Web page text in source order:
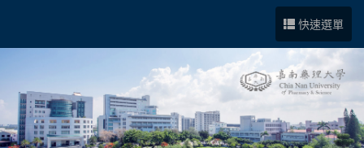
快速選單